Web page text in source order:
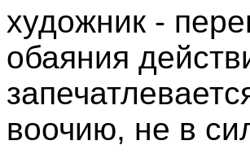
художник -
обаяния
воочию, не в